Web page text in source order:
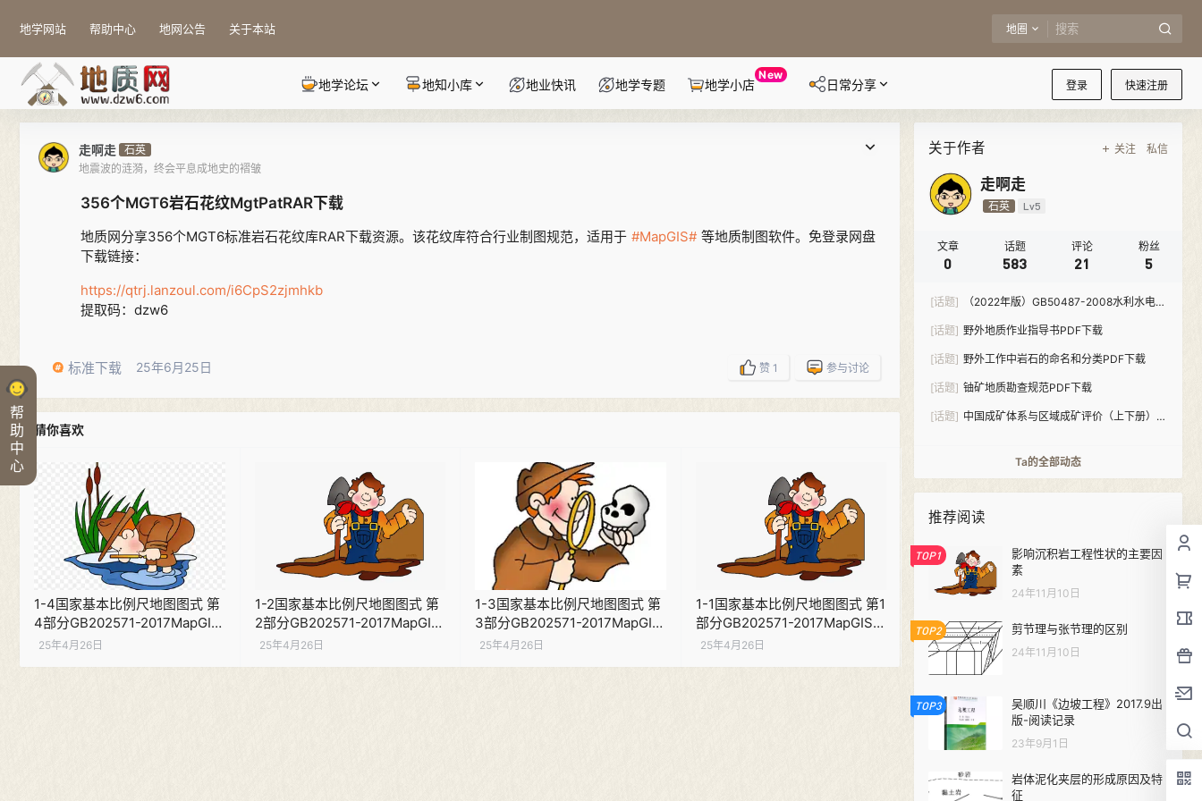
帮
助
中
心
地学网站 帮助中心 地网公告 关于本站 地圈
登录 快速注册
地学论坛 地知小库 地业快讯 地学专题 地学小店
New
日常分享
走啊走 石英
地震波的涟漪，终会平息成地史的褶皱
356个MGT6岩石花纹MgtPatRAR下载
地质网分享356个MGT6标准岩石花纹库RAR下载资源。该花纹库符合行业制图规范，适用于 #MapGIS# 等地质制图软件。免登录网盘
下载链接：
https://qtrj.lanzoul.com/i6CpS2zjmhkb
提取码：dzw6
标准下载 25年6月25日 赞 1 参与讨论
猜你喜欢
1-4国家基本比例尺地图图式 第
4部分GB202571-2017MapGIS
版本说明PDF下载
25年4月26日
1-2国家基本比例尺地图图式 第
2部分GB202571-2017MapGIS
版本说明PDF下载
25年4月26日
1-3国家基本比例尺地图图式 第
3部分GB202571-2017MapGIS
版本说明PDF下载
25年4月26日
1-1国家基本比例尺地图图式 第1
部分GB202571-2017MapGIS
版本说明PDF下载
25年4月26日
关于作者 关注 私信
走啊走
石英 Lv5
文章
0
话题
583
评论
21
粉丝
5
[话题]
（2022年版）GB50487-2008水利水电工
[话题] 野外地质作业指导书PDF下载
[话题] 野外工作中岩石的命名和分类PDF下载
[话题] 铀矿地质勘查规范PDF下载
[话题] 中国成矿体系与区域成矿评价（上下册）
Ta的全部动态
推荐阅读
TOP1
影响沉积岩工程性状的主要因
素
24年11月10日
TOP2 剪节理与张节理的区别
24年11月10日
TOP3
吴顺川《边坡工程》2017.9出
版-阅读记录
23年9月1日
岩体泥化夹层的形成原因及特
征